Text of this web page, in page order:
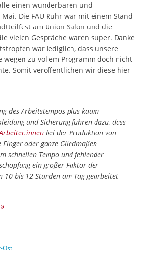
einen wunderbaren und
Die FAU Ruhr war mit einem Stand
am Union Salon und die
vielen Gespräche waren super. Danke
war lediglich, dass unsere
wegen zu vollem Programm doch nicht
Somit veröffentlichen wir diese hier
des Arbeitstempos plus kaum
und Sicherung führen dazu, dass
Arbeiter:innen bei der Produktion von
oder ganze Gliedmaßen
schnellen Tempo und fehlender
ein großer Faktor der
10 bis 12 Stunden am Tag gearbeitet
»
Ost